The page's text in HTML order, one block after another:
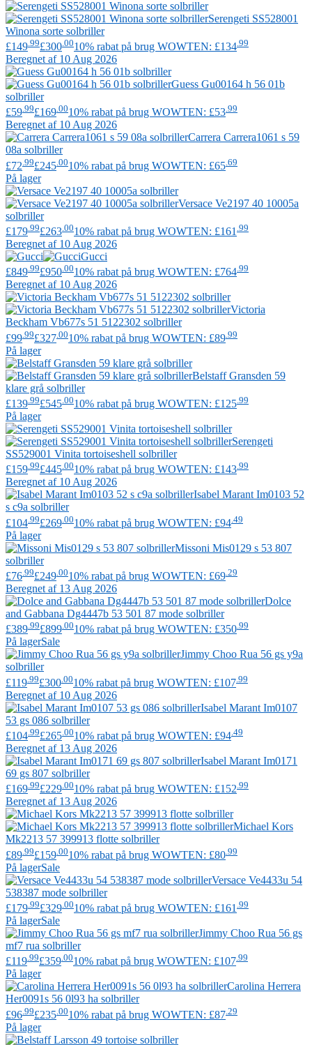
Serengeti SS528001
Winona sorte solbriller
£149 .99£300 .0010% rabat på brug WOWTEN: £134 .99
Beregnet af 10 Aug 2026
Guess Gu00164 h 56 01b
solbriller
£59 .99£169 .0010% rabat på brug WOWTEN: £53 .99
Beregnet af 10 Aug 2026
Carrera Carrera1061 s 59
08a solbriller
£72 .99£245 .0010% rabat på brug WOWTEN: £65 .69
På lager
Versace Ve2197 40 10005a
solbriller
£179 .99£263 .0010% rabat på brug WOWTEN: £161 .99
Beregnet af 10 Aug 2026
Gucci
£849 .99£950 .0010% rabat på brug WOWTEN: £764 .99
Beregnet af 10 Aug 2026
Victoria
Beckham Vb677s 51 5122302 solbriller
£99 .99£327 .0010% rabat på brug WOWTEN: £89 .99
På lager
BelstaffGransden 59
klare grå solbriller
£139 .99£545 .0010% rabat på brug WOWTEN: £125 .99
På lager
Serengeti
SS529001 Vinita tortoiseshell solbriller
£159 .99£445 .0010% rabat på brug WOWTEN: £143 .99
Beregnet af 10 Aug 2026
Isabel Marant Im0103 52
s c9a solbriller
£104 .99£269 .0010% rabat på brug WOWTEN: £94 .49
På lager
Missoni Mis0129 s 53 807
solbriller
£76 .99£249 .0010% rabat på brug WOWTEN: £69 .29
Beregnet af 13 Aug 2026
Dolce
and Gabbana Dg4447b 53 501 87 mode solbriller
£389 .99£899 .0010% rabat på brug WOWTEN: £350 .99
På lagerSale
Jimmy Choo Rua 56 gs y9a
solbriller
£119 .99£300 .0010% rabat på brug WOWTEN: £107 .99
Beregnet af 10 Aug 2026
Isabel Marant Im0107
53 gs 086 solbriller
£104 .99£265 .0010% rabat på brug WOWTEN: £94 .49
Beregnet af 13 Aug 2026
Isabel Marant Im0171
69 gs 807 solbriller
£169 .99£229 .0010% rabat på brug WOWTEN: £152 .99
Beregnet af 13 Aug 2026
Michael Kors
Mk2213 57 399913 flotte solbriller
£89 .99£159 .0010% rabat på brug WOWTEN: £80 .99
På lagerSale
Versace Ve4433u 54
538387 mode solbriller
£179 .99£329 .0010% rabat på brug WOWTEN: £161 .99
På lagerSale
Jimmy Choo Rua 56 gs
mf7 rua solbriller
£119 .99£359 .0010% rabat på brug WOWTEN: £107 .99
På lager
Carolina Herrera
Her0091s 56 0l93 ha solbriller
£96 .99£235 .0010% rabat på brug WOWTEN: £87 .29
På lager